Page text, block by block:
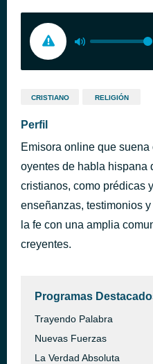
CRISTIANO RELIGIÓN
Perfil
Emisora online que
oyentes de habla hispana
cristianos, como prédicas
enseñanzas, testimonios
la fe con una amplia
creyentes.
Programas
Trayendo Palabra
Nuevas Fuerzas
La Verdad Absoluta